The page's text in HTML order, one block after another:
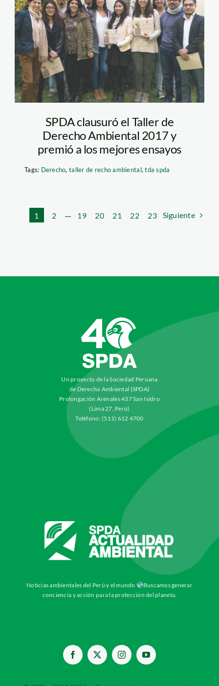
taller de derecho
ambiental spda –
2017
SPDA clausuró el Taller de
Derecho Ambiental 2017 y
premió a los mejores ensayos
Tags: Derecho,taller de recho ambiental,tda spda
1 2 ··· 19 20 21 22 23 Siguiente
Un proyecto de la Sociedad Peruana
de Derecho Ambiental (SPDA)
Prolongación Arenales 437 San Isidro
(Lima 27, Perú)
Teléfono: (511) 612 4700
Noticias ambientales del Perú y el mundo
Buscamos generar
conciencia y acción para la protección del planeta.